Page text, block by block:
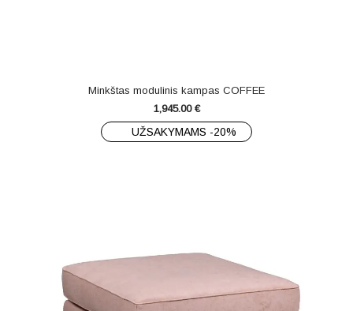
Minkštas modulinis kampas COFFEE
1,945.00 €
UŽSAKYMAMS -20%